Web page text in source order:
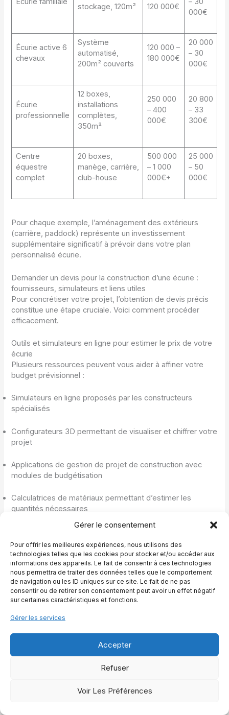
Gérer le consentement
Pour offrir les meilleures expériences, nous utilisons des
technologies telles que les cookies pour stocker et/ou accéder aux
informations des appareils. Le fait de consentir à ces technologies
nous permettra de traiter des données telles que le comportement
de navigation ou les ID uniques sur ce site. Le fait de ne pas
consentir ou de retirer son consentement peut avoir un effet négatif
sur certaines caractéristiques et fonctions.
Gérer les services
Accepter
Refuser
Voir Les Préférences
stockage, 120m²
120 000€
000€
Écurie active 6
chevaux
Système
automatisé,
200m² couverts
120 000 –
180 000€
20 000
– 30
000€
Écurie
professionnelle
12 boxes,
installations
complètes,
350m²
250 000
– 400
000€
20 800
– 33
300€
Centre
équestre
complet
20 boxes,
manège, carrière,
club-house
500 000
– 1 000
000€+
25 000
– 50
000€
Pour chaque exemple, l’aménagement des extérieurs
(carrière, paddock) représente un investissement
supplémentaire significatif à prévoir dans votre plan
personnalisé écurie.
Demander un devis pour la construction d’une écurie :
fournisseurs, simulateurs et liens utiles
Pour concrétiser votre projet, l’obtention de devis précis
constitue une étape cruciale. Voici comment procéder
efficacement.
Outils et simulateurs en ligne pour estimer le prix de votre
écurie
Plusieurs ressources peuvent vous aider à affiner votre
budget prévisionnel :
Simulateurs en ligne proposés par les constructeurs
spécialisés
Configurateurs 3D permettant de visualiser et chiffrer votre
projet
Applications de gestion de projet de construction avec
modules de budgétisation
Calculatrices de matériaux permettant d’estimer les
quantités nécessaires
estimation, mais ne remplacent pas un devis personnalisé
qui prendra en compte les spécificités de votre terrain et
vos besoins précis.
Conseils pour comparer efficacement les devis et choisir
le bon prestataire
Vérifiez que chaque poste est clairement identifié et chiffré
Assurez-vous que les options et finitions sont identiques